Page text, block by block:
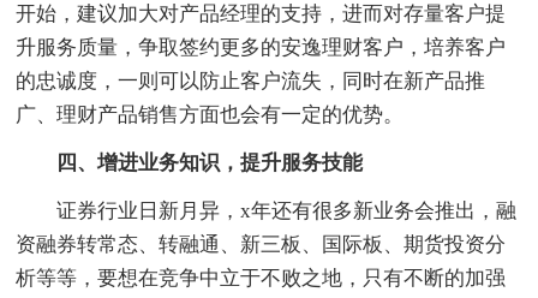
开始，建议加大对产品经理的支持，进而对存量客户提
升服务质量，争取签约更多的安逸理财客户，培养客户
的忠诚度，一则可以防止客户流失，同时在新产品推
广、理财产品销售方面也会有一定的优势。
四、增进业务知识，提升服务技能
证券行业日新月异，x年还有很多新业务会推出，融
资融券转常态、转融通、新三板、国际板、期货投资分
析等等，要想在竞争中立于不败之地，只有不断的加强